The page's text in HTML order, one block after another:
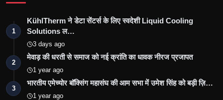
1
KühlTherm ने डेटा सेंटर्स के लिए स्वदेशी Liquid Cooling
Solutions ल…
3 days ago
2
मेवाड़ की धरती से समाज को नई क्रांति का धावक नीरज प्रजापत
1 year ago
3
भारतीय एमेच्योर बॉक्सिंग महासंघ की आम सभा में उमेश सिंह को बड़ी ज़ि…
1 year ago